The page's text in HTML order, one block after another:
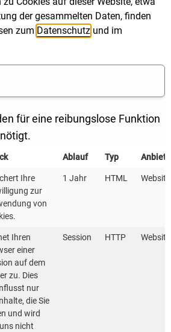
ein (m/w/d):
Werksstudierende,
und Praktikanten
der gesammelten Daten, finden
zum Datenschutz und im
für eine reibungslose Funktion
Ablauf Typ
Ihre
zur
von
1 Jahr HTML Website
Ihren
einer
auf dem
zu. Dies
nur
die Sie
und wird
nicht
Session HTTP Website